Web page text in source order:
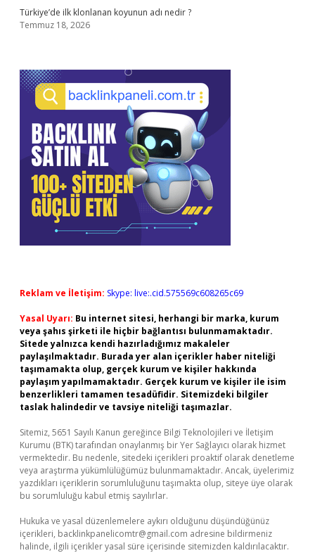
Türkiye’de ilk klonlanan koyunun adı nedir ?
Temmuz 18, 2026
Reklam ve İletişim: Skype: live:.cid.575569c608265c69
Yasal Uyarı: Bu internet sitesi, herhangi bir marka, kurum
veya şahıs şirketi ile hiçbir bağlantısı bulunmamaktadır.
Sitede yalnızca kendi hazırladığımız makaleler
paylaşılmaktadır. Burada yer alan içerikler haber niteliği
taşımamakta olup, gerçek kurum ve kişiler hakkında
paylaşım yapılmamaktadır. Gerçek kurum ve kişiler ile isim
benzerlikleri tamamen tesadüfidir. Sitemizdeki bilgiler
taslak halindedir ve tavsiye niteliği taşımazlar.
Sitemiz, 5651 Sayılı Kanun gereğince Bilgi Teknolojileri ve İletişim
Kurumu (BTK) tarafından onaylanmış bir Yer Sağlayıcı olarak hizmet
vermektedir. Bu nedenle, sitedeki içerikleri proaktif olarak denetleme
veya araştırma yükümlülüğümüz bulunmamaktadır. Ancak, üyelerimiz
yazdıkları içeriklerin sorumluluğunu taşımakta olup, siteye üye olarak
bu sorumluluğu kabul etmiş sayılırlar.
Hukuka ve yasal düzenlemelere aykırı olduğunu düşündüğünüz
içerikleri, backlinkpanelicomtr@gmail.com adresine bildirmeniz
halinde, ilgili içerikler yasal süre içerisinde sitemizden kaldırılacaktır.